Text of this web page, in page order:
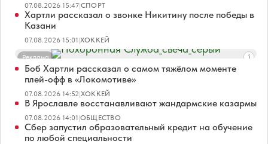
07.08.2026 15:47|СПОРТ
Хартли рассказал о звонке Никитину после победы в
Казани
07.08.2026 15:01|ХОККЕЙ
Реклама
Боб Хартли рассказал о самом тяжёлом моменте
плей-офф в «Локомотиве»
07.08.2026 14:52|ХОККЕЙ
В Ярославле восстанавливают жандармские казармы
07.08.2026 14:01|ОБЩЕСТВО
Сбер запустил образовательный кредит на обучение
по любой специальности